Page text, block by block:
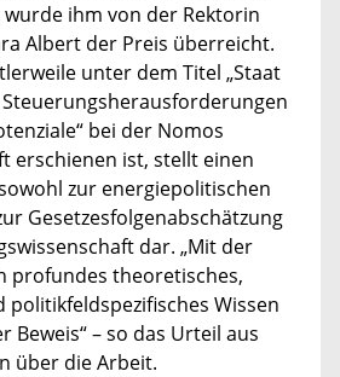
ihm von der Rektorin
Albert der Preis überreicht.
unter dem Titel „Staat
bei der Nomos
erschienen ist, stellt einen
zur energiepolitischen
Gesetzesfolgenabschätzung
dar. „Mit der
profundes theoretisches,
politikfeldspezifisches Wissen
Beweis“ – so das Urteil aus
über die Arbeit.